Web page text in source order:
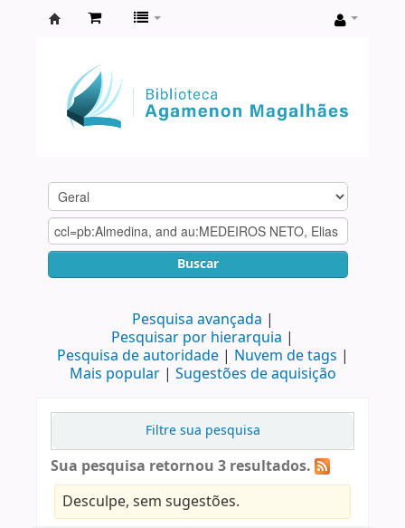
Agamenon
Magalhães
Buscar
Pesquisa avançada
Pesquisar por hierarquia
Pesquisa de autoridade
Nuvem de tags
Mais popular
Sugestões de aquisição
Filtre sua pesquisa
Sua pesquisa retornou 3 resultados.
Desculpe, sem sugestões.